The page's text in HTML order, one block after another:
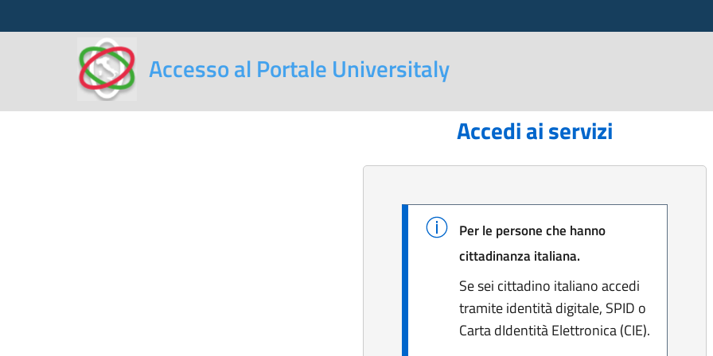
Accesso al Portale Universitaly
Accedi ai servizi
Per le persone che hanno
cittadinanza italiana.
Se sei cittadino italiano accedi
tramite identità digitale, SPID o
Carta dIdentità Elettronica (CIE).